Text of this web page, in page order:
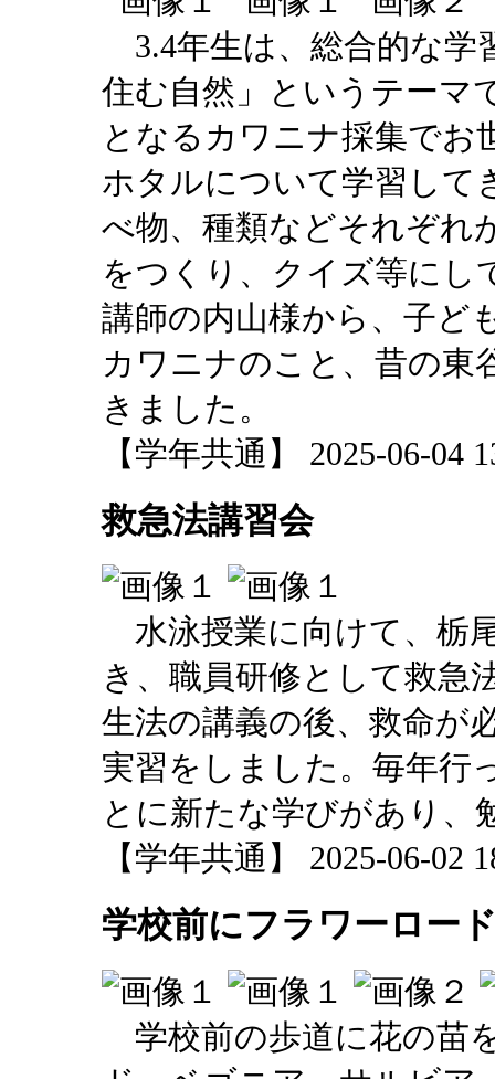
3.4年生は、総合的な学
住む自然」というテーマ
となるカワニナ採集でお
ホタルについて学習して
べ物、種類などそれぞれ
をつくり、クイズ等にし
講師の内山様から、子ど
カワニナのこと、昔の東
きました。
【学年共通】 2025-06-04
救急法講習会
水泳授業に向けて、栃
き、職員研修として救急
生法の講義の後、救命が
実習をしました。毎年行
とに新たな学びがあり、
【学年共通】 2025-06-02
学校前にフラワーロー
学校前の歩道に花の苗